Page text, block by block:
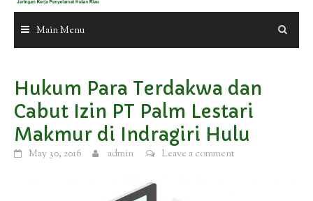
Main Menu
Hukum Para Terdakwa dan
Cabut Izin PT Palm Lestari
Makmur di Indragiri Hulu
May 30, 2016 admin Leave a comment